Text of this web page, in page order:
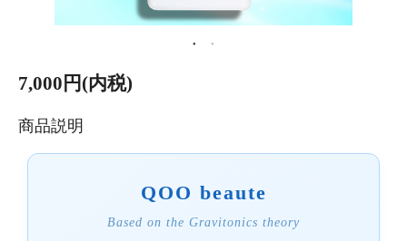
7,000円(内税)
商品説明
QOO beaute
Based on the Gravitonics theory